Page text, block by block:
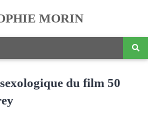
MORIN
du film 50